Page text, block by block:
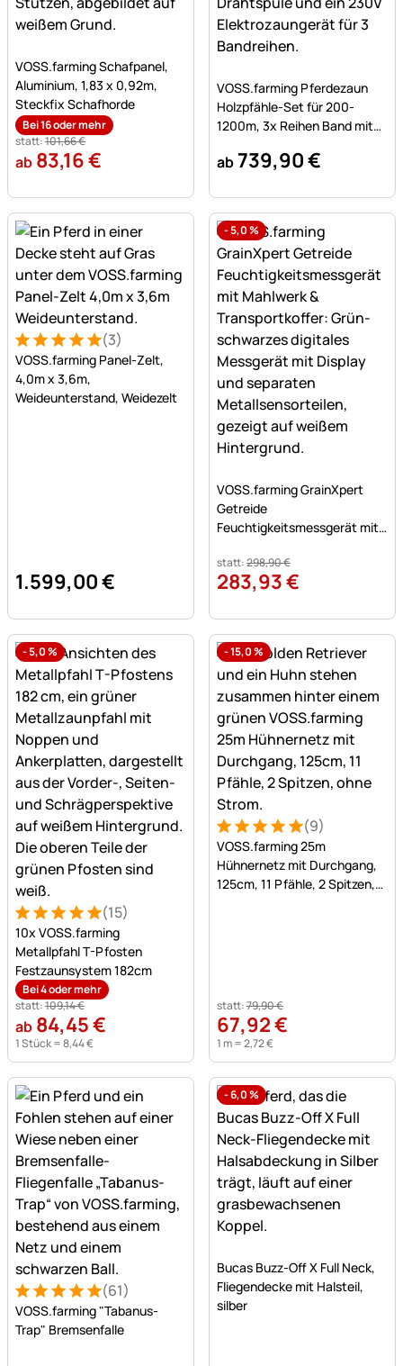
Noch keine Bewertungen abgegeben
VOSS.farming Schafpanel,
Aluminium, 1,83 x 0,92m,
Steckfix Schafhorde
Bei 16 oder mehr
statt:101,66€
ab 83,16€
VOSS.farming Pferdezaun
Holzpfähle-Set für 200-
1200m, 3x Reihen Band mit
ab739,90€
Bewertung: 5 von 5 (3 Bewertungen)
3 Bewertungen
(3)
VOSS.farming Panel-Zelt,
4,0m x 3,6m,
Weideunterstand, Weidezelt
1.599,00€
-5,0%
VOSS.farming GrainXpert
Getreide
Feuchtigkeitsmessgerät mit
statt:298,90€
283,93€
-5,0%
Bewertung: 5 von 5 (15 Bewertungen)
15 Bewertungen
(15)
10x VOSS.farming
Metallpfahl T-Pfosten
Festzaunsystem 182cm
Bei 4 oder mehr
statt:109,14€
ab 84,45€
1 Stück =8,44€
-15,0%
Bewertung: 5 von 5 (9
9 Bewertungen
(9)
VOSS.farming 25m
Hühnernetz mit Durchgang,
125cm, 11 Pfähle, 2 Spitzen,
statt:79,90€
67,92€
1 m =2,72€
Bewertung: 5 von 5 (61 Bewertungen)
61 Bewertungen
(61)
VOSS.farming "Tabanus-
Trap" Bremsenfalle
-6,0%
Bucas Buzz-Off X Full Neck,
Fliegendecke mit Halsteil,
silber